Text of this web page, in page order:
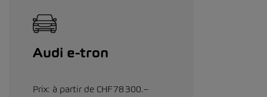
Audi e-tron
Prix: à partir de CHF 78 300.–